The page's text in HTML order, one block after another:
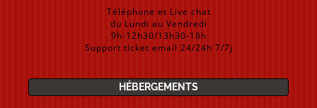
Téléphone et Live chat
du Lundi au Vendredi
9h-12h30/13h30-18h
Support ticket email 24/24h 7/7j
HÉBERGEMENTS